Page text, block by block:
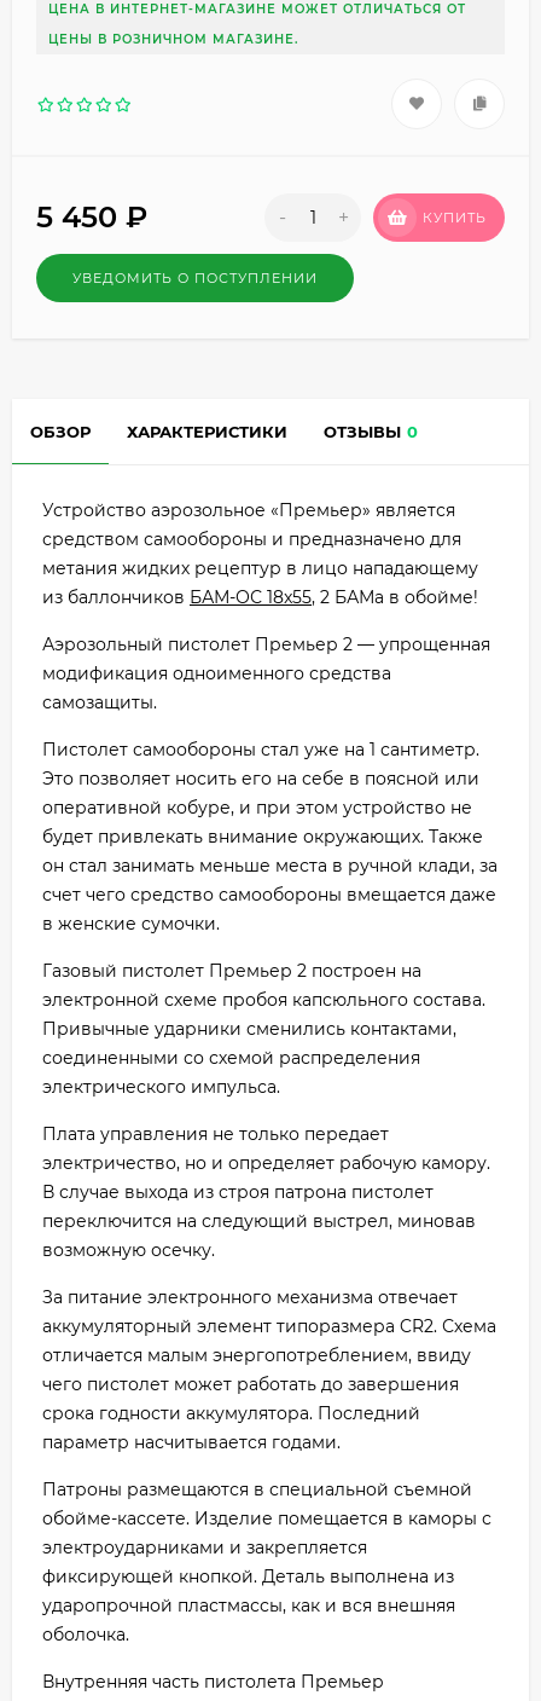
ЦЕНА В ИНТЕРНЕТ-МАГАЗИНЕ МОЖЕТ ОТЛИЧАТЬСЯ ОТ
ЦЕНЫ В РОЗНИЧНОМ МАГАЗИНЕ.
5 450 ₽ - + КУПИТЬ
УВЕДОМИТЬ О ПОСТУПЛЕНИИ
ОБЗОР ХАРАКТЕРИСТИКИ ОТЗЫВЫ 0
Устройство аэрозольное «Премьер» является
средством самообороны и предназначено для
метания жидких рецептур в лицо нападающему
из баллончиков БАМ-ОС 18x55, 2 БАМа в обойме!
Аэрозольный пистолет Премьер 2 — упрощенная
модификация одноименного средства
самозащиты.
Пистолет самообороны стал уже на 1 сантиметр.
Это позволяет носить его на себе в поясной или
оперативной кобуре, и при этом устройство не
будет привлекать внимание окружающих. Также
он стал занимать меньше места в ручной клади, за
счет чего средство самообороны вмещается даже
в женские сумочки.
Газовый пистолет Премьер 2 построен на
электронной схеме пробоя капсюльного состава.
Привычные ударники сменились контактами,
соединенными со схемой распределения
электрического импульса.
Плата управления не только передает
электричество, но и определяет рабочую камору.
В случае выхода из строя патрона пистолет
переключится на следующий выстрел, миновав
возможную осечку.
За питание электронного механизма отвечает
аккумуляторный элемент типоразмера CR2. Схема
отличается малым энергопотреблением, ввиду
чего пистолет может работать до завершения
срока годности аккумулятора. Последний
параметр насчитывается годами.
Патроны размещаются в специальной съемной
обойме-кассете. Изделие помещается в каморы с
электроударниками и закрепляется
фиксирующей кнопкой. Деталь выполнена из
ударопрочной пластмассы, как и вся внешняя
оболочка.
Внутренняя часть пистолета Премьер